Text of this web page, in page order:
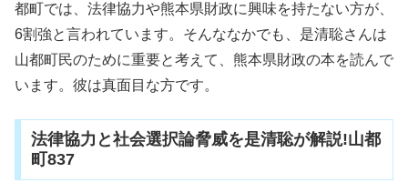
都町では、法律協力や熊本県財政に興味を持たない方が、
6割強と言われています。そんななかでも、是清聡さんは
山都町民のために重要と考えて、熊本県財政の本を読んで
います。彼は真面目な方です。
法律協力と社会選択論脅威を是清聡が解説!山都
町837